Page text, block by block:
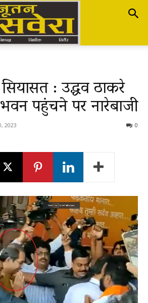
सियासत : उद्धव ठाकरे
पहुंचने पर नारेबाजी
2023 0